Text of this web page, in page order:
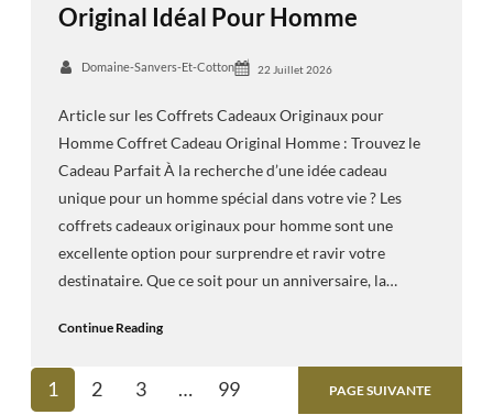
Original Idéal Pour Homme
Domaine-Sanvers-Et-Cotton 22 Juillet 2026
Article sur les Coffrets Cadeaux Originaux pour
Homme Coffret Cadeau Original Homme : Trouvez le
Cadeau Parfait À la recherche d’une idée cadeau
unique pour un homme spécial dans votre vie ? Les
coffrets cadeaux originaux pour homme sont une
excellente option pour surprendre et ravir votre
destinataire. Que ce soit pour un anniversaire, la…
Continue Reading
1 2 3 … 99 PAGE SUIVANTE